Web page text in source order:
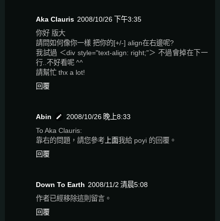
Aka Clauris 2008/10/26 下午3:35
你好 版大
請問如何像你一樣 把你的[+/-] align在右邊呢?
我試過 ＜div style="text-align: right;"＞ 不過會掉在下一
行..不好看呢 ^^
請幫忙 thx a lot!
回覆
Abin
2008/10/26 晚上8:33
To Aka Clauris:
靠右的問題，請您參考 上面我給 poyi 的回覆。
回覆
Down To Earth 2008/11/2 清晨5:08
作者已經移除這則留言。
回覆